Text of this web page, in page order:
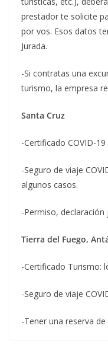
prestador te solicite
por vos. Esos datos
Jurada.
-Si contratas una
turismo, la empresa
Santa Cruz
-Certificado COVID-
-Seguro de viaje
algunos casos.
-Permiso,
Tierra del Fuego,
-Certificado Turismo:
-Seguro de viaje
-Tener una reserva